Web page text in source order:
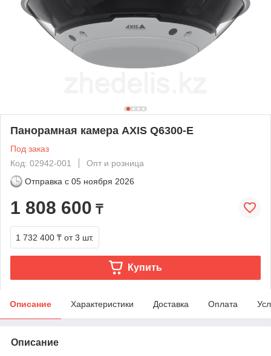
Панорамная камера AXIS Q6300-E
Под заказ
Код: 02942-001
Опт и розница
Отправка с 05 ноября 2026
1 808 600 ₸
1 732 400 ₸ от 3 шт.
Купить
Описание Характеристики Доставка Оплата
Описание